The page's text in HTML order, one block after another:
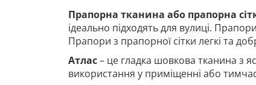
Прапорна тканина або прапорна
ідеально підходять для вулиці.
Прапори з прапорної сітки легкі та
Атлас– це гладка шовкова тканина з
використання у приміщенні або